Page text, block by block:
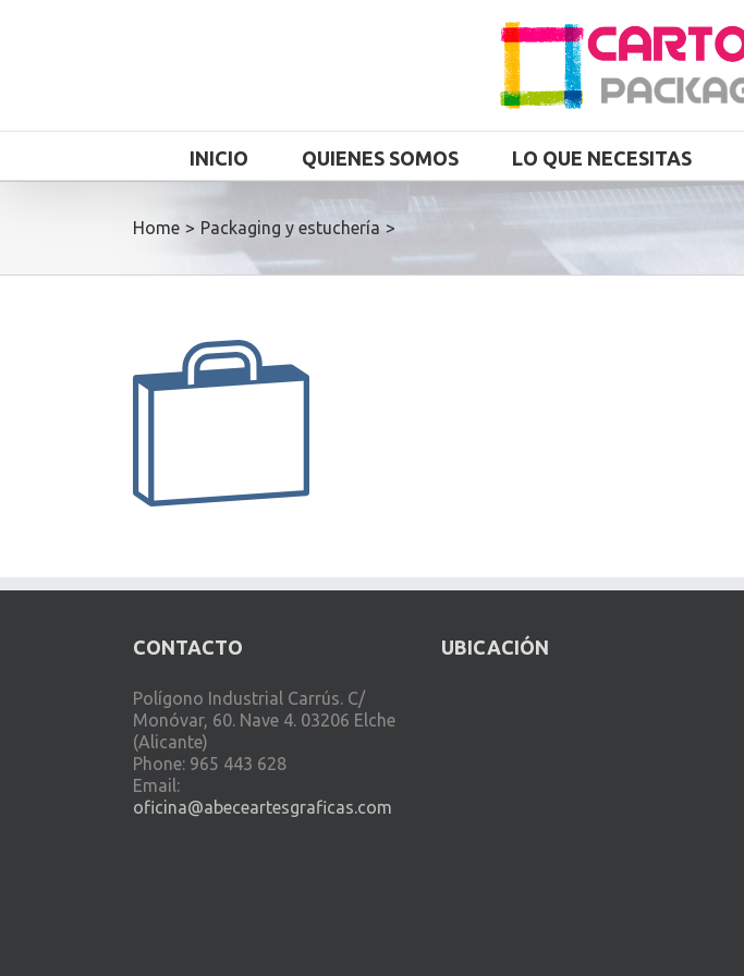
INICIO QUIENES SOMOS LO QUE NECESITAS
Home > Packaging y estuchería >
CONTACTO
Polígono Industrial Carrús. C/
Monóvar, 60. Nave 4. 03206 Elche
(Alicante)
Phone: 965 443 628
Email:
oficina@abeceartesgraficas.com
UBICACIÓN